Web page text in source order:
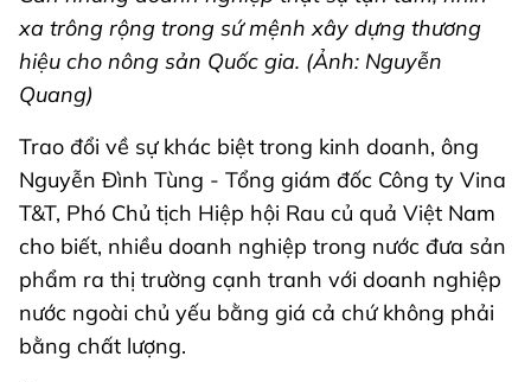
xa trông rộng trong sứ mệnh xây dựng thương
hiệu cho nông sản Quốc gia. (Ảnh: Nguyễn
Quang)
Trao đổi về sự khác biệt trong kinh doanh, ông
Nguyễn Đình Tùng - Tổng giám đốc Công ty Vina
T&T, Phó Chủ tịch Hiệp hội Rau củ quả Việt Nam
cho biết, nhiều doanh nghiệp trong nước đưa sản
phẩm ra thị trường cạnh tranh với doanh nghiệp
nước ngoài chủ yếu bằng giá cả chứ không phải
bằng chất lượng.